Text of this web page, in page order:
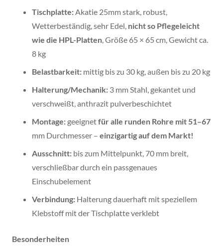
Tischplatte:Akatie 25mm stark, robust,
Wetterbeständig, sehr Edel, nicht so Pflegeleicht
wie die HPL-Platten, Größe 65 × 65 cm, Gewicht ca.
8 kg
Belastbarkeit: mittig bis zu 30 kg, außen bis zu 20 kg
Halterung/Mechanik: 3 mm Stahl, gekantet und
verschweißt, anthrazit pulverbeschichtet
Montage: geeignetfür alle runden Rohre mit 51–67
mm Durchmesser – einzigartig auf dem Markt!
Ausschnitt: bis zum Mittelpunkt, 70 mm breit,
verschließbar durch ein passgenaues
Einschubelement
Verbindung: Halterung dauerhaft mit speziellem
Klebstoff mit der Tischplatte verklebt
Besonderheiten